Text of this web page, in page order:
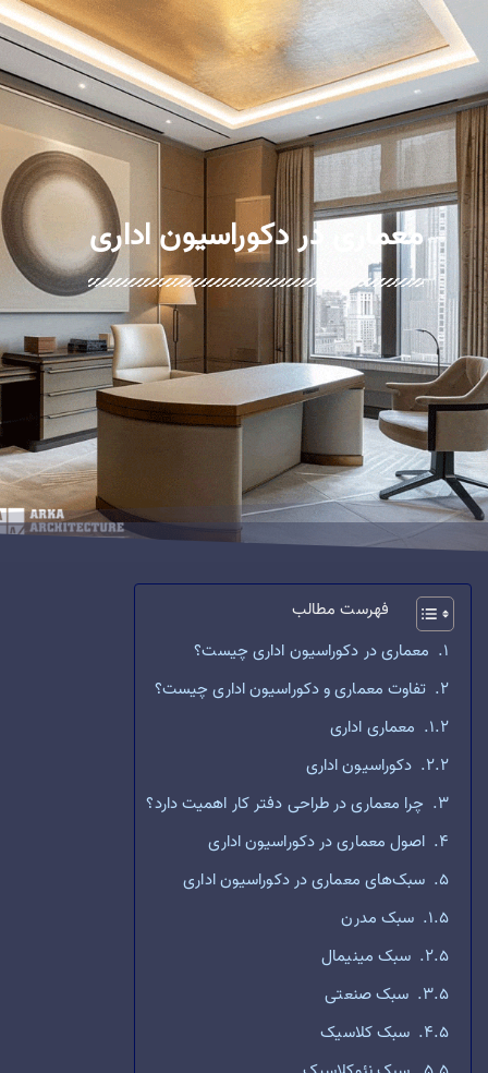
معماری در دکوراسیون اداری
فهرست مطالب
معماری در دکوراسیون اداری چیست؟
تفاوت معماری و دکوراسیون اداری چیست؟
معماری اداری
دکوراسیون اداری
چرا معماری در طراحی دفتر کار اهمیت دارد؟
اصول معماری در دکوراسیون اداری
سبک‌های معماری در دکوراسیون اداری
سبک مدرن
سبک مینیمال
سبک صنعتی
سبک کلاسیک